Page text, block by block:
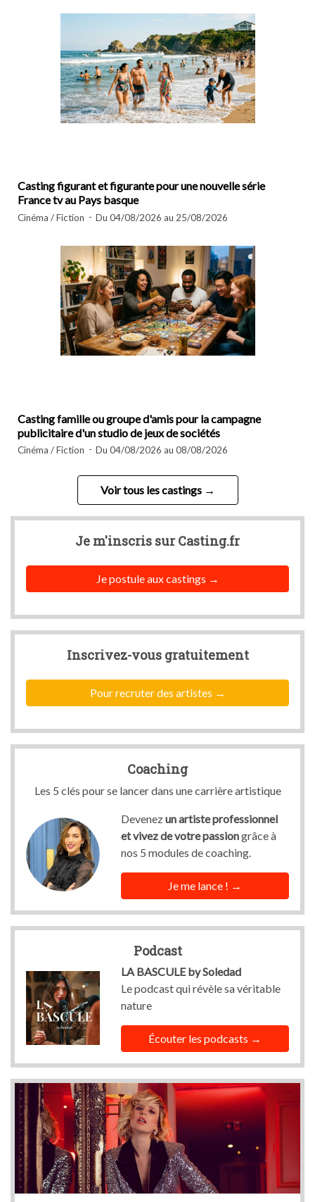
Casting figurant et figurante pour une nouvelle série
France tv au Pays basque
Cinéma / Fiction Du 04/08/2026 au 25/08/2026
Casting famille ou groupe d'amis pour la campagne
publicitaire d'un studio de jeux de sociétés
Cinéma / Fiction Du 04/08/2026 au 08/08/2026
Voir tous les castings
Je m'inscris surCasting.fr
Je postule aux castings
Inscrivez-vous gratuitement
Pour recruter des artistes
Coaching
Les 5 clés pour se lancer dans une carrière artistique
Devenezun artiste professionnel
et vivez de votre passiongrâce à
nos 5 modules de coaching.
Je me lance !
Podcast
LA BASCULE by Soledad
Le podcast qui révèle sa véritable
nature
Écouter les podcasts